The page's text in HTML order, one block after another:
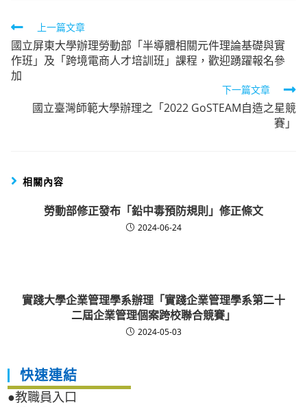
Read
more
articles
上一篇文章
國立屏東大學辦理勞動部「半導體相關元件理論基礎與實
作班」及「跨境電商人才培訓班」課程，歡迎踴躍報名參
加
下一篇文章
國立臺灣師範大學辦理之「2022 GoSTEAM自造之星競
賽」
相關內容
勞動部修正發布「鉛中毒預防規則」修正條文
2024-06-24
實踐大學企業管理學系辦理「實踐企業管理學系第二十
二屆企業管理個案跨校聯合競賽」
2024-05-03
快速連結
●教職員入口